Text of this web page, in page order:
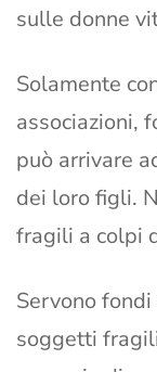
sulle donne
Solamente
associazioni,
può arrivare
dei loro figli.
fragili a colpi
Servono
soggetti